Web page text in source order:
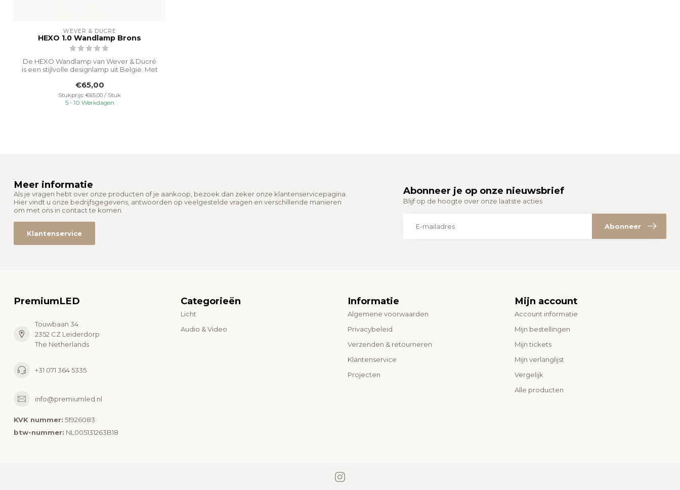
WEVER & DUCRÉ
HEXO 1.0 Wandlamp Brons
De HEXO Wandlamp van Wever & Ducré
is een stijlvolle designlamp uit België. Met
€65,00
Stukprijs: €65,00 / Stuk
5 - 10 Werkdagen
Meer informatie
Als je vragen hebt over onze producten of je aankoop, bezoek dan zeker onze klantenservicepagina.
Hier vindt u onze bedrijfsgegevens, antwoorden op veelgestelde vragen en verschillende manieren
om met ons in contact te komen.
Klantenservice
Abonneer je op onze nieuwsbrief
Blijf op de hoogte over onze laatste acties
Abonneer
PremiumLED
Touwbaan 34
2352 CZ Leiderdorp
The Netherlands
+31 071 364 5335
info@premiumled.nl
KVK nummer: 51926083
btw-nummer: NL005131263B18
Categorieën
Licht
Audio & Video
Informatie
Algemene voorwaarden
Privacybeleid
Verzenden & retourneren
Klantenservice
Projecten
Mijn account
Account informatie
Mijn bestellingen
Mijn tickets
Mijn verlanglijst
Vergelijk
Alle producten